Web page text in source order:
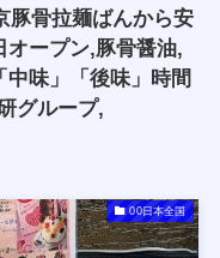
豚骨拉麺ばんから安
オープン,豚骨醤油,
味」「後味」時間
グループ,
00日本全国